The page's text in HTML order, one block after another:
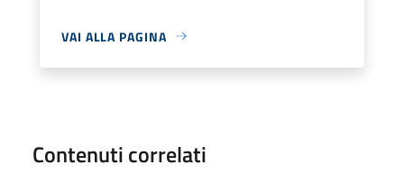
VAI ALLA PAGINA
Contenuti correlati